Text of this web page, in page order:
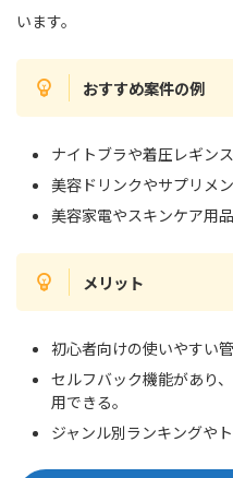
います。
おすすめ案件の例
ナイトブラや着圧レギンス
美容ドリンクやサプリメ
美容家電やスキンケア用品
メリット
初心者向けの使いやすい管
セルフバック機能があり
用できる。
ジャンル別ランキングや